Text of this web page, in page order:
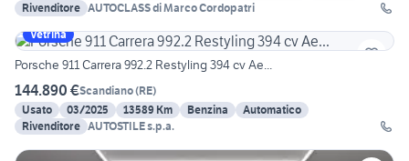
Rivenditore AUTOCLASS di Marco Cordopatri
Vetrina
Porsche 911 Carrera 992.2 Restyling 394 cv Ae...
144.890 €Scandiano(RE)
Usato
03/2025 13589 Km Benzina
Automatico
Rivenditore AUTOSTILE s.p.a.